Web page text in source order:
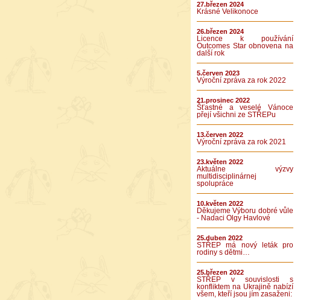
27.březen 2024
Krásné Velikonoce
26.březen 2024
Licence k používání
Outcomes Star obnovena na
další rok
5.červen 2023
Výroční zpráva za rok 2022
21.prosinec 2022
Šťastné a veselé Vánoce
přejí všichni ze STŘEPu
13.červen 2022
Výroční zpráva za rok 2021
23.květen 2022
Aktuálne výzvy
multidisciplinárnej
spolupráce
10.květen 2022
Děkujeme Výboru dobré vůle
- Nadaci Olgy Havlové
25.duben 2022
STŘEP má nový leták pro
rodiny s dětmi…
25.březen 2022
STŘEP v souvislosti s
konfliktem na Ukrajině nabízí
všem, kteří jsou jím zasaženi: